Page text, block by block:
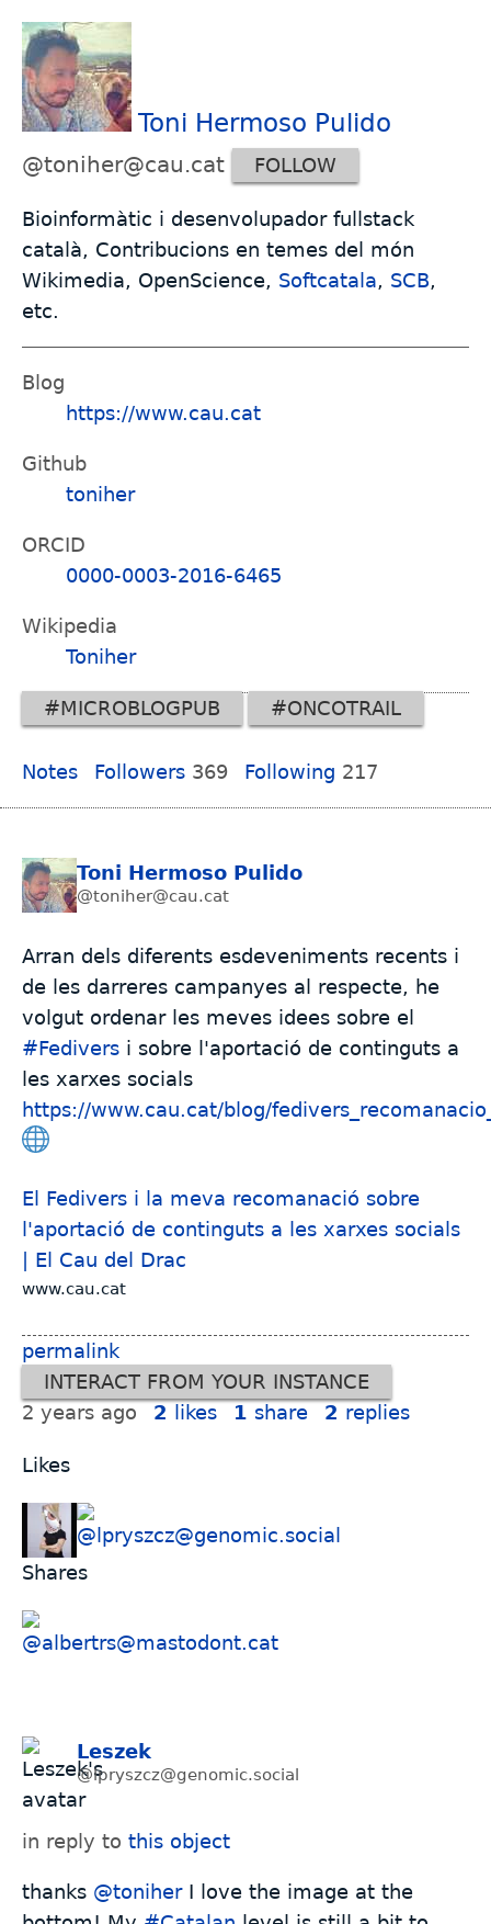
Toni Hermoso Pulido
@toniher@cau.cat FOLLOW
Bioinformàtic i desenvolupador fullstack
català, Contribucions en temes del món
Wikimedia, OpenScience, Softcatala, SCB,
etc.
Blog
https://www.cau.cat
Github
toniher
ORCID
0000-0003-2016-6465
Wikipedia
Toniher
#MICROBLOGPUB #ONCOTRAIL
Notes Followers 369 Following 217
Toni Hermoso Pulido
@toniher@cau.cat
Arran dels diferents esdeveniments recents i
de les darreres campanyes al respecte, he
volgut ordenar les meves idees sobre el
#Fedivers i sobre l'aportació de continguts a
les xarxes socials
https://www.cau.cat/blog/
El Fedivers i la meva recomanació sobre
l'aportació de continguts a les xarxes socials
| El Cau del Drac
www.cau.cat
permalink
INTERACT FROM YOUR INSTANCE
2 years ago
2 likes 1 share 2 replies
Likes
Shares
Leszek
@lpryszcz@genomic.social
in reply to this object
thanks @toniherI love the image at the